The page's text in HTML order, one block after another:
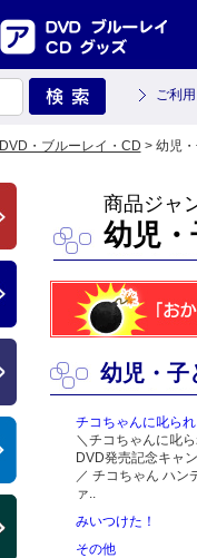
ご利
DVD・ブルーレイ・CD > 幼児
商品ジャ
幼児・
幼児・子
チコちゃんに叱られ
＼チコちゃんに叱ら
DVD発売記念キャ
／ チコちゃん ハン
ァ..
みいつけた！
その他